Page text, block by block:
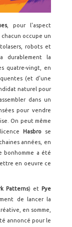
, pour l'aspect
occupe un
robots et
durablement la
quatre-vingt, en
(et d'une
naturel pour
dans un
pour vendre
On peut même
Hasbro se
années, en
bonhomme a été
en oeuvre ce
Patterns) et Pye
de lancer la
en somme,
annoncé pour le